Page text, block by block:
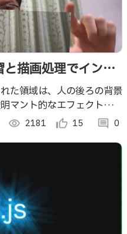
描画処理でインタ
ト・光学迷彩」
た領域は、人の後ろの背景
マント的なエフェクトを、
と描画ライブラリによる描
visibility 2181 thumb_up_alt 15 comment 0